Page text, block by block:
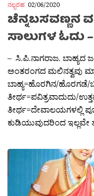
ನಲ್ಬರಹ 02/06/2020
ಚೆನ್ನಬಸವಣ್ಣನ
ಸಾಲುಗಳ ಓದು
– ಸಿ.ಪಿ.ನಾಗರಾಜ. ಬಾಹ್ಯದ
ಅಂತರಂಗದ ಮಲಿನತ್ವವು
ಬಾಹ್ಯ=ಹೊರಗಿನ/ಹೊರಗಡೆ/
ತೀರ್ಥ=ಪವಿತ್ರವಾದುದು/
ತೀರ್ಥ=ದೇವಾಲಯಗಳಲ್ಲಿ
ಕುಡಿಯುವುದರಿಂದ ಇಲ್ಲವೇ